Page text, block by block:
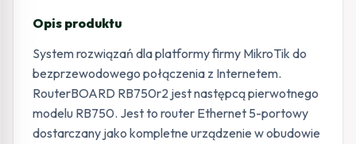
Opis produktu
System rozwiązań dla platformy firmy MikroTik do
bezprzewodowego połączenia z Internetem.
RouterBOARD RB750r2 jest następcą pierwotnego
modelu RB750. Jest to router Ethernet 5-portowy
dostarczany jako kompletne urządzenie w obudowie